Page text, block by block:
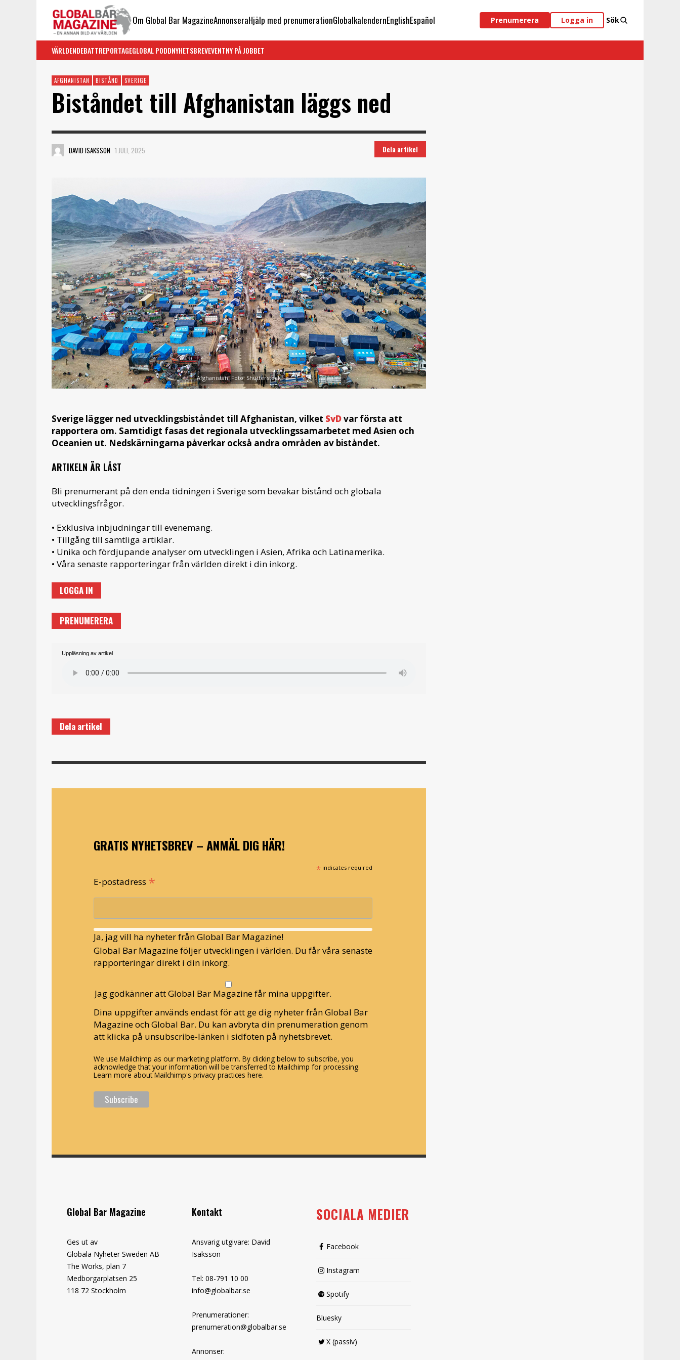
Om Global Bar MagazineAnnonseraHjälp med prenumerationGlobalkalendernEnglishEspañol Prenumerera Logga in Sök
VÄRLDENDEBATTREPORTAGEGLOBAL PODDNYHETSBREVEVENTNY PÅ JOBBET
AFGHANISTAN BISTÅND SVERIGE
Biståndet till Afghanistan läggs ned
DAVID ISAKSSON 1 JULI, 2025 Dela artikel
Afghanistan. Foto: Shutterstock
Sverige lägger ned utvecklingsbiståndet till Afghanistan, vilket SvDvar första att
rapportera om. Samtidigt fasas det regionala utvecklingssamarbetet med Asien och
Oceanien ut. Nedskärningarna påverkar också andra områden av biståndet.
ARTIKELN ÄR LÅST
Bli prenumerant på den enda tidningen i Sverige som bevakar bistånd och globala
utvecklingsfrågor.
• Exklusiva inbjudningar till evenemang.
• Tillgång till samtliga artiklar.
• Unika och fördjupande analyser om utvecklingen i Asien, Afrika och Latinamerika.
• Våra senaste rapporteringar från världen direkt i din inkorg.
LOGGA IN
PRENUMERERA
Uppläsning av artikel
Dela artikel
GRATIS NYHETSBREV – ANMÄL DIG HÄR!
* indicates required
E-postadress *
Ja, jag vill ha nyheter från Global Bar Magazine!
Global Bar Magazine följer utvecklingen i världen. Du får våra senaste
rapporteringar direkt i din inkorg.
Jag godkänner att Global Bar Magazine får mina uppgifter.
Dina uppgifter används endast för att ge dig nyheter från Global Bar
Magazine och Global Bar. Du kan avbryta din prenumeration genom
att klicka på unsubscribe-länken i sidfoten på nyhetsbrevet.
We use Mailchimp as our marketing platform. By clicking below to subscribe, you
acknowledge that your information will be transferred to Mailchimp for processing.
Learn more about Mailchimp's privacy practices here.
Global Bar Magazine
Ges ut av
Globala Nyheter Sweden AB
The Works, plan 7
Medborgarplatsen 25
118 72 Stockholm
Kontakt
Ansvarig utgivare: David
Isaksson
Tel: 08-791 10 00
info@globalbar.se
Prenumerationer:
prenumeration@globalbar.se
Annonser:
SOCIALA MEDIER
Facebook
Instagram
Spotify
Bluesky
X (passiv)